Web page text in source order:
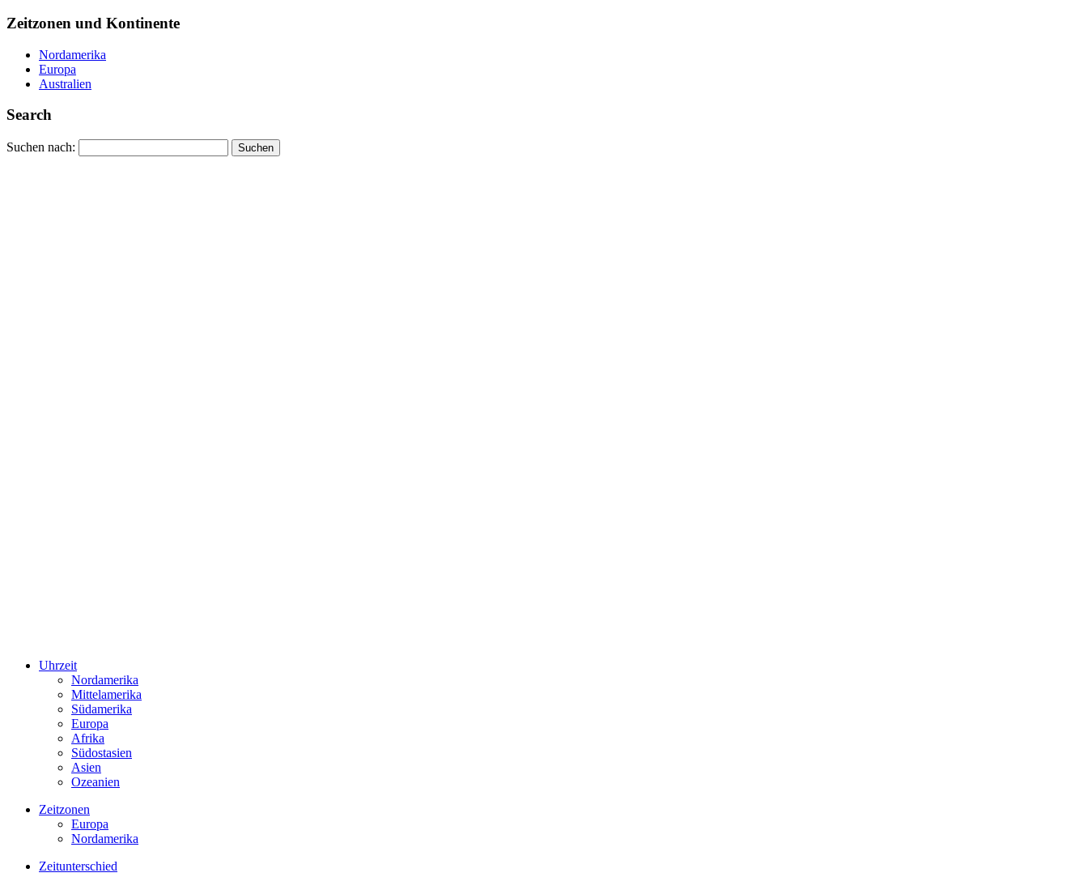
Zeitzonen und Kontinente
Nordamerika
Europa
Australien
Search
Suchen nach:
Uhrzeit
Nordamerika
Mittelamerika
Südamerika
Europa
Afrika
Südostasien
Asien
Ozeanien
Zeitzonen
Europa
Nordamerika
Zeitunterschied